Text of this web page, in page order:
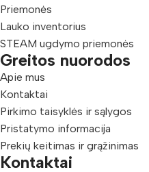
Priemonės
Lauko inventorius
STEAM ugdymo priemonės
Greitos nuorodos
Apie mus
Kontaktai
Pirkimo taisyklės ir sąlygos
Pristatymo informacija
Prekių keitimas ir grąžinimas
Kontaktai